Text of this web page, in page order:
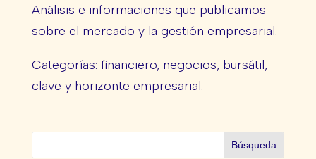
Análisis e informaciones que publicamos
sobre el mercado y la gestión empresarial.
Categorías: financiero, negocios, bursátil,
clave y horizonte empresarial.